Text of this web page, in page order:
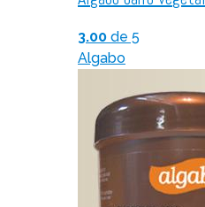
3.00 de 5
Algabo